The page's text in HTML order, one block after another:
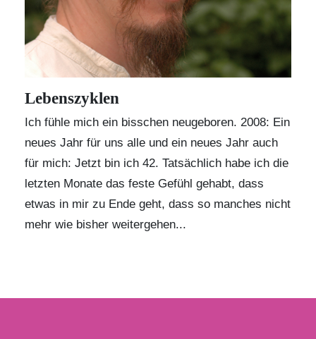
Lebenszyklen
Ich fühle mich ein bisschen neugeboren. 2008: Ein
neues Jahr für uns alle und ein neues Jahr auch
für mich: Jetzt bin ich 42. Tatsächlich habe ich die
letzten Monate das feste Gefühl gehabt, dass
etwas in mir zu Ende geht, dass so manches nicht
mehr wie bisher weitergehen...